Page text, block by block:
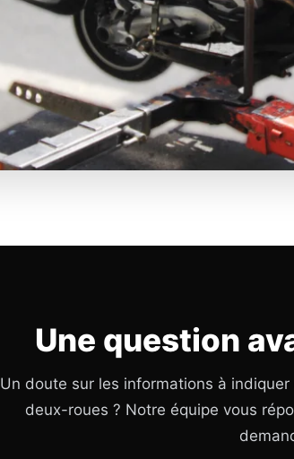
Une question
Un doute sur les informations à
deux-roues ? Notre équipe vous